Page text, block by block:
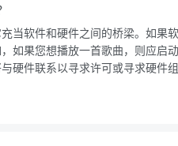
当软件和硬件之间的桥梁。如果
如果您想播放一首歌曲，则应启
硬件联系以寻求许可或寻求硬件